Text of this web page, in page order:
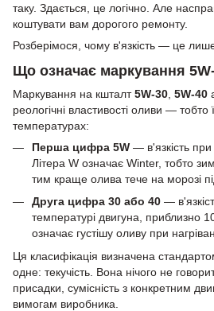
таку. Здається, це логічно. Але
коштувати вам дорогого ремонту.
Розберімося, чому в'язкість — це
Що означає маркування
Маркування на кшталт5W-30 5W-40
реологічні властивості оливи — тобто
температурах:
Перша цифра 5W — в'язкість
Літера W означає Winter, тобто
тим краще олива тече на морозі
Друга цифра 30 або 40 —
температурі двигуна, приблизно
означає густішу оливу при
Ця класифікація визначена
одне: текучість. Вона нічого не
присадки, сумісність з конкретним
вимогам виробника.